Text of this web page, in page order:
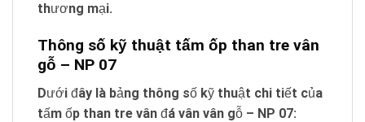
thương mại.
Thông số kỹ thuật tấm ốp than tre vân
gỗ – NP 07
Dưới đây là bảng thông số kỹ thuật chi tiết của
tấm ốp than tre vân đá vân vân gỗ – NP 07: